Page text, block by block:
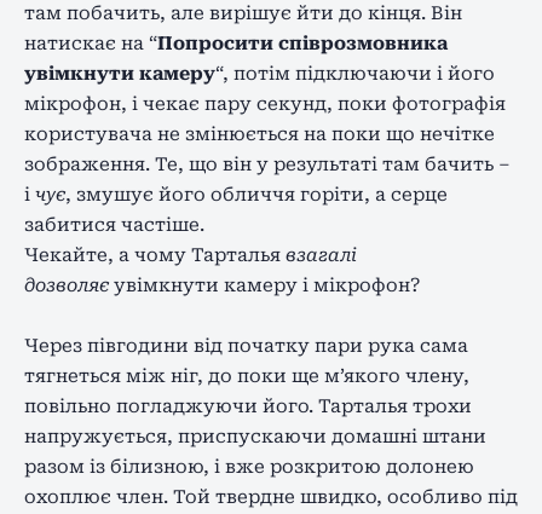
там побачить, але вирішує йти до кінця. Він
натискає на “Попросити співрозмовника
увімкнути камеру“, потім підключаючи і його
мікрофон, і чекає пару секунд, поки фотографія
користувача не змінюється на поки що нечітке
зображення. Те, що він у результаті там бачить –
і чує, змушує його обличчя горіти, а серце
забитися частіше.
Чекайте, а чому Тарталья взагалі
дозволяє увімкнути камеру і мікрофон?
Через півгодини від початку пари рука сама
тягнеться між ніг, до поки ще м’якого члену,
повільно погладжуючи його. Тарталья трохи
напружується, приспускаючи домашні штани
разом із білизною, і вже розкритою долонею
охоплює член. Той твердне швидко, особливо під